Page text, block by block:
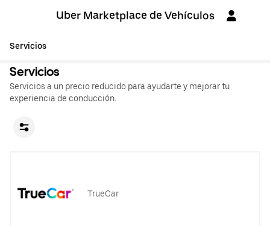
Uber Marketplace de Vehículos
Servicios
Servicios
Servicios a un precio reducido para ayudarte y mejorar tu
experiencia de conducción.
TrueCar